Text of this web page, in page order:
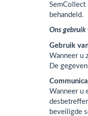
behandeld.
Ons gebruik
Gebruik
Wanneer u
De
Wanneer u
beveiligde